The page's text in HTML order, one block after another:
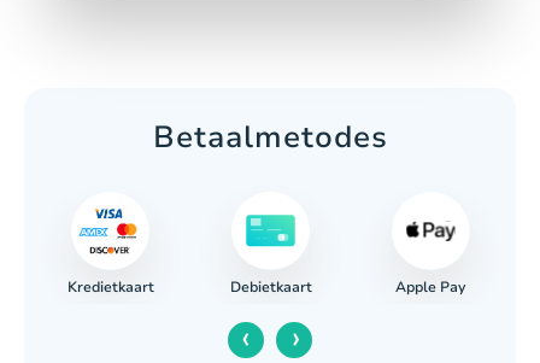
Betaalmetodes
Kredietkaart Debietkaart Apple Pay
‹ ›